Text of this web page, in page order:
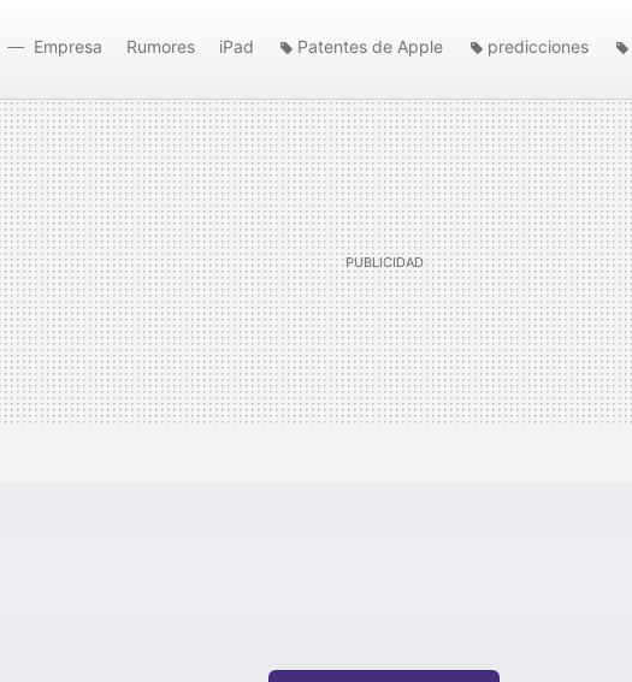
Empresa Rumores iPad Patentes de Apple predicciones